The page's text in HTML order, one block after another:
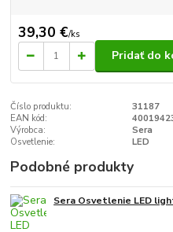
39,30 €/ks
Pridať do
Číslo produktu:
31187
EAN kód:
Výrobca:
Sera
Osvetlenie:
LED
Podobné produkty
Sera Osvetlenie LED